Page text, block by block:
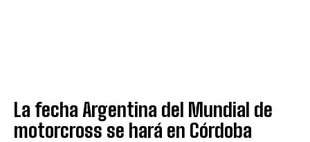
La fecha Argentina del Mundial de
motorcross se hará en Córdoba